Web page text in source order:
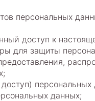
персональных
доступ к
для защиты
данных;